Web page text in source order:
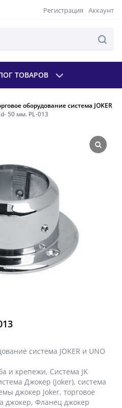
Регистрация Аккаунт
ТОВАРОВ
оборудование система JOKER
50 мм. PL-013
система JOKER и UNO
и крепежи, Система JK
Джокер (Joker), система
джокер Joker, торговое
джокер, Фланец джокер